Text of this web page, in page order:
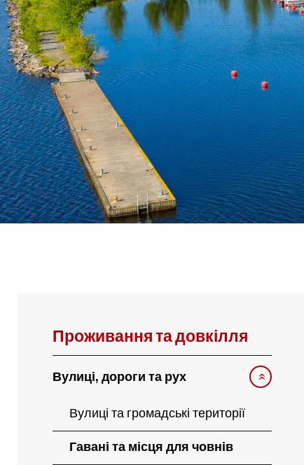
Проживання та довкілля
Вулиці, дороги та рух
Вулиці та громадські території
Гавані та місця для човнів